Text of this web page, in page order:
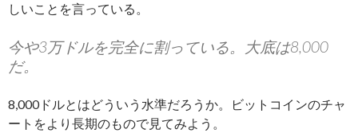
しいことを言っている。
今や3万ドルを完全に割っている。大底は8,000
だ。
8,000ドルとはどういう水準だろうか。ビットコインのチャ
ートをより長期のもので見てみよう。